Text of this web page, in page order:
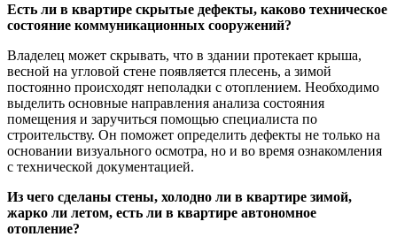
Есть ли в квартире скрытые дефекты, каково техническое
состояние коммуникационных сооружений?
Владелец может скрывать, что в здании протекает крыша,
весной на угловой стене появляется плесень, а зимой
постоянно происходят неполадки с отоплением. Необходимо
выделить основные направления анализа состояния
помещения и заручиться помощью специалиста по
строительству. Он поможет определить дефекты не только на
основании визуального осмотра, но и во время ознакомления
с технической документацией.
Из чего сделаны стены, холодно ли в квартире зимой,
жарко ли летом, есть ли в квартире автономное
отопление?